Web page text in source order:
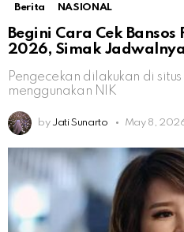
Berita NASIONAL
Begini Cara Cek Bansos
2026, Simak
Pengecekan dilakukan di
menggunakan NIK
by Jati Sunarto May 8,